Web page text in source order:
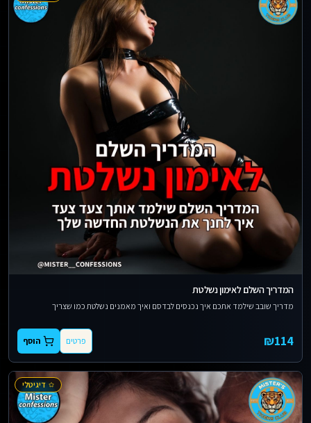
המדריך השלם לאימון נשלטת
מדריך שובב שילמד אתכם איך נכנסים לבדסם ואיך מאמנים נשלטת כמו שצריך
₪114 פרטים הוסף
דיגיטלי